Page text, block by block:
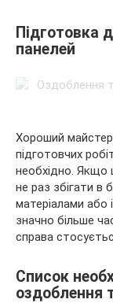
Підготовка
панелей
Хороший
підготовчих
необхідно. Якщо
не раз збігати в
матеріалами або
значно більше
справа
Список
оздоблення